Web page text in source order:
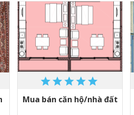
Mua bán căn hộ/nhà đất